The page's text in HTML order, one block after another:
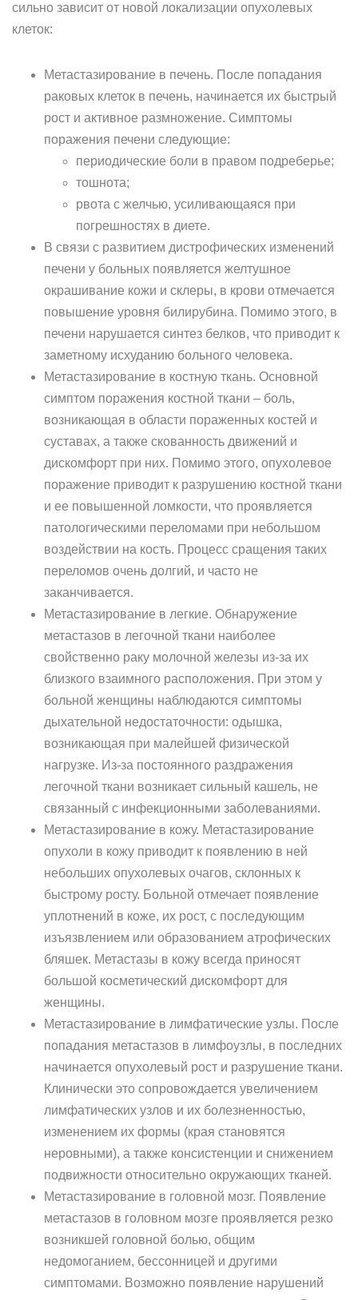
сильно зависит от новой локализации опухолевых
клеток:
Метастазирование в печень. После попадания
раковых клеток в печень, начинается их быстрый
рост и активное размножение. Симптомы
поражения печени следующие:
периодические боли в правом подреберье;
тошнота;
рвота с желчью, усиливающаяся при
погрешностях в диете.
В связи с развитием дистрофических изменений
печени у больных появляется желтушное
окрашивание кожи и склеры, в крови отмечается
повышение уровня билирубина. Помимо этого, в
печени нарушается синтез белков, что приводит к
заметному исхуданию больного человека.
Метастазирование в костную ткань. Основной
симптом поражения костной ткани – боль,
возникающая в области пораженных костей и
суставах, а также скованность движений и
дискомфорт при них. Помимо этого, опухолевое
поражение приводит к разрушению костной ткани
и ее повышенной ломкости, что проявляется
патологическими переломами при небольшом
воздействии на кость. Процесс сращения таких
переломов очень долгий, и часто не
заканчивается.
Метастазирование в легкие. Обнаружение
метастазов в легочной ткани наиболее
свойственно раку молочной железы из-за их
близкого взаимного расположения. При этом у
больной женщины наблюдаются симптомы
дыхательной недостаточности: одышка,
возникающая при малейшей физической
нагрузке. Из-за постоянного раздражения
легочной ткани возникает сильный кашель, не
связанный с инфекционными заболеваниями.
Метастазирование в кожу. Метастазирование
опухоли в кожу приводит к появлению в ней
небольших опухолевых очагов, склонных к
быстрому росту. Больной отмечает появление
уплотнений в коже, их рост, с последующим
изъязвлением или образованием атрофических
бляшек. Метастазы в кожу всегда приносят
большой косметический дискомфорт для
женщины.
Метастазирование в лимфатические узлы. После
попадания метастазов в лимфоузлы, в последних
начинается опухолевый рост и разрушение ткани.
Клинически это сопровождается увеличением
лимфатических узлов и их болезненностью,
изменением их формы (края становятся
неровными), а также консистенции и снижением
подвижности относительно окружающих тканей.
Метастазирование в головной мозг. Появление
метастазов в головном мозге проявляется резко
возникшей головной болью, общим
недомоганием, бессонницей и другими
симптомами. Возможно появление нарушений